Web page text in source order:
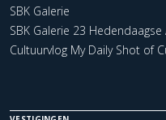
SBK Galerie
SBK Galerie 23
Cultuurvlog My Daily Shot of